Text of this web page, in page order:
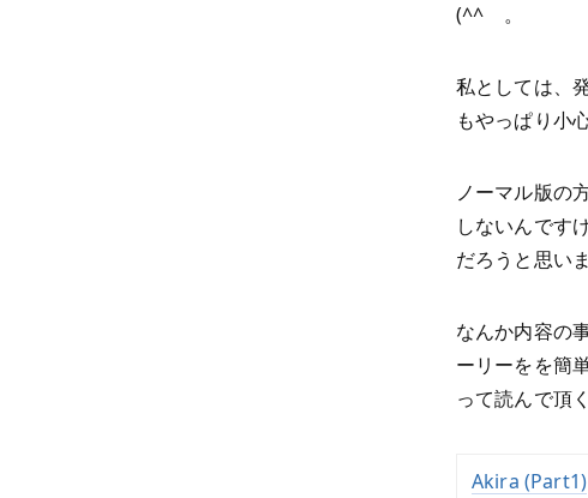
(^^ゞ。
私としては、
もやっぱり小
ノーマル版の
しないんです
だろうと思いま
なんか内容の
ーリーをを簡
って読んで頂
Akira (Part1)